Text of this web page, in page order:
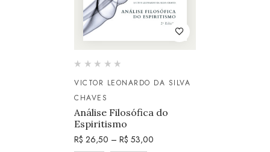
VICTOR LEONARDO DA SILVA
CHAVES
Análise Filosófica do
Espiritismo
R$ 26,50 – R$ 53,00